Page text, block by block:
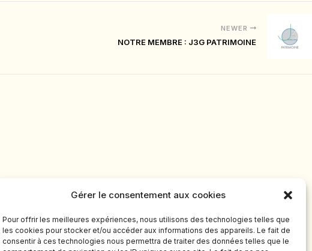
Gérer le consentement aux cookies
Pour offrir les meilleures expériences, nous utilisons des technologies telles que
les cookies pour stocker et/ou accéder aux informations des appareils. Le fait de
consentir à ces technologies nous permettra de traiter des données telles que le
NEWER
NOTRE MEMBRE : J3G PATRIMOINE